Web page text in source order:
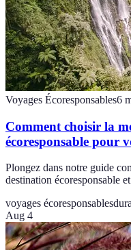
Voyages Écoresponsables6
Comment choisir la
écoresponsable pour
Plongez dans notre guide
destination écoresponsable
voyages écoresponsables
Aug 4